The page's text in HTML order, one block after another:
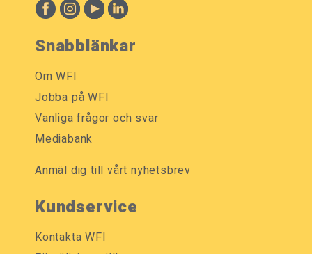
Snabblänkar
Om WFI
Jobba på WFI
Vanliga frågor och svar
Mediabank
Anmäl dig till vårt nyhetsbrev
Kundservice
Kontakta WFI